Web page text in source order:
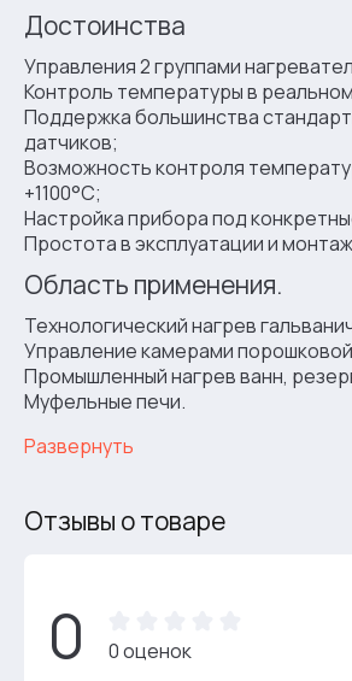
Достоинства
Управления 2 группами
Контроль температуры в
Поддержка большинства
датчиков;
Возможность контроля
+1100°С;
Настройка прибора под
Простота в эксплуатации и
Область применения.
Технологический нагрев
Управление камерами
Промышленный нагрев ванн,
Муфельные печи.
Развернуть
Отзывы о товаре
0 0 оценок